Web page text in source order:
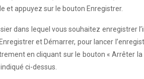
et appuyez sur le bouton Enregistrer.
dans lequel vous souhaitez enregistrer
et Démarrer, pour lancer
en cliquant sur le bouton « Arrêter la
ci-dessus.